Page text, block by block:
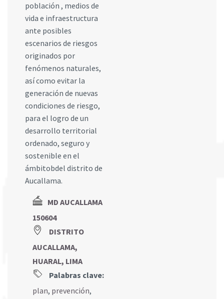
población , medios de
vida e infraestructura
ante posibles
escenarios de riesgos
originados por
fenómenos naturales,
así como evitar la
generación de nuevas
condiciones de riesgo,
para el logro de un
desarrollo territorial
ordenado, seguro y
sostenible en el
ámbitobdel distrito de
Aucallama.
MD AUCALLAMA
150604
DISTRITO
AUCALLAMA,
HUARAL, LIMA
Palabras clave:
plan, prevención,